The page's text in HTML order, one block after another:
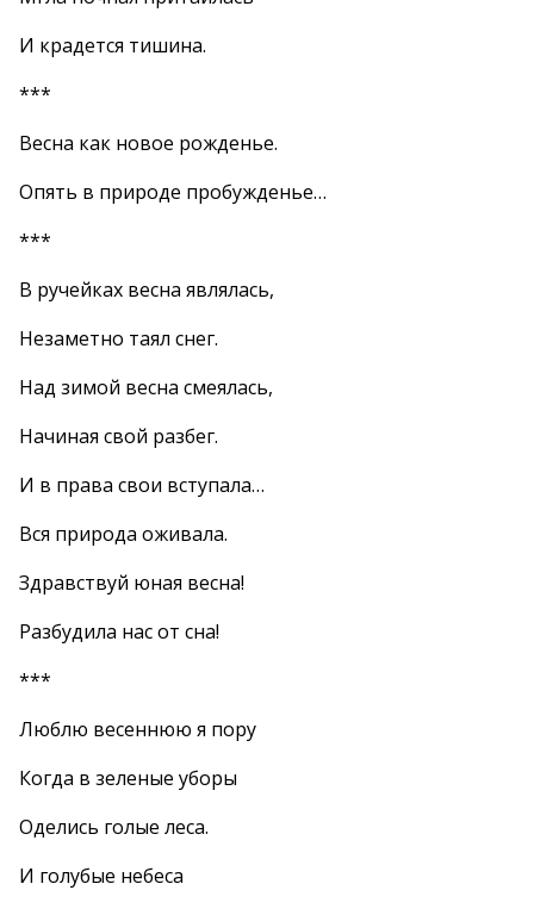
И крадется тишина.
***
Весна как новое рожденье.
Опять в природе пробужденье…
***
В ручейках весна являлась,
Незаметно таял снег.
Над зимой весна смеялась,
Начиная свой разбег.
И в права свои вступала…
Вся природа оживала.
Здравствуй юная весна!
Разбудила нас от сна!
***
Люблю весеннюю я пору
Когда в зеленые уборы
Оделись голые леса.
И голубые небеса